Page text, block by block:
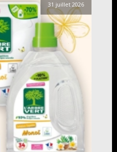
31 juillet 2026